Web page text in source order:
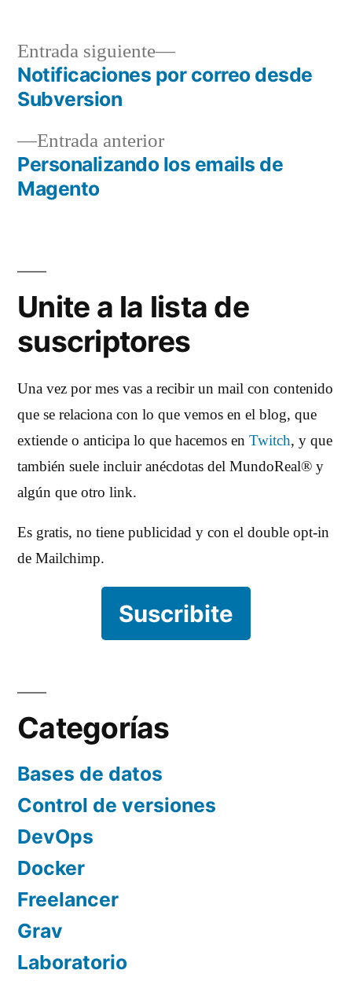
Navegación
entradas
Entrada anteriorEntrada
anterior:
Personalizando los emails de
Magento
Entrada siguiente
Entrada
siguiente:
Notificaciones por correo desde
Subversion
Unite a la lista de
suscriptores
Una vez por mes vas a recibir un mail con contenido
que se relaciona con lo que vemos en el blog, que
extiende o anticipa lo que hacemos en Twitch, y que
también suele incluir anécdotas del MundoReal® y
algún que otro link.
Es gratis, no tiene publicidad y con el double opt-in
de Mailchimp.
Suscribite
Categorías
Bases de datos
Control de versiones
DevOps
Docker
Freelancer
Grav
Laboratorio